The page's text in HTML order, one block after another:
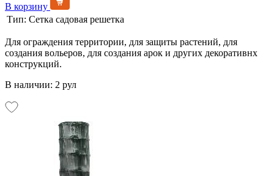
В корзину
Тип: Сетка садовая решетка
Для ограждения территории, для защиты растений, для
создания вольеров, для создания арок и других декоративнх
конструкций.
В наличии: 2 рул